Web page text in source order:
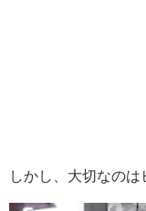
しかし、大切なのは